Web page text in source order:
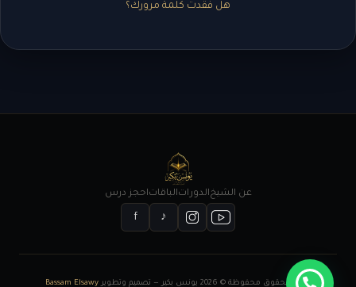
هل فقدت كلمة مرورك؟
عن الشيخالدوراتالباقاتاحجز درس
♪
f
جميع الحقوق محفوظة © 2026 يونس بكير — تصميم وتطوير Bassam Elsawy